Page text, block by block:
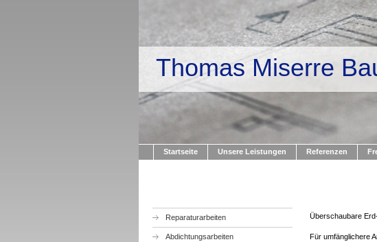
Thomas Miserre
Startseite Unsere Leistungen Referenzen
Reparaturarbeiten
Abdichtungsarbeiten
Überschaubare
Für umfänglichere